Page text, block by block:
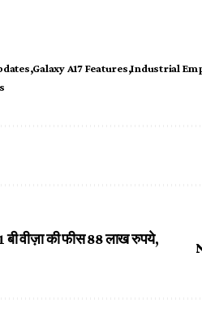
Galaxy A17 Features Industrial
वीज़ा की फीस 88 लाख रुपये,